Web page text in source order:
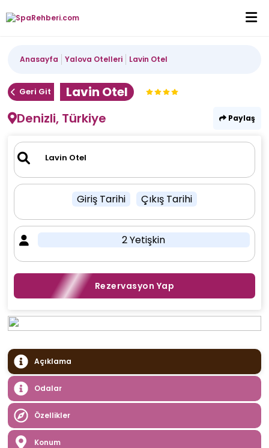
Anasayfa Yalova Otelleri Lavin Otel
Geri Git
Lavin Otel
Denizli, Türkiye
Paylaş
Giriş Tarihi Çıkış Tarihi
2 Yetişkin
Rezervasyon Yap
Açıklama
Odalar
Özellikler
Konum